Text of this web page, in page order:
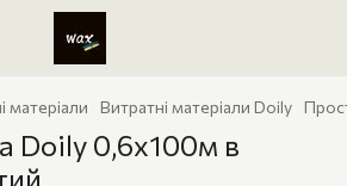
матеріали Витратні матеріали Doily
Doily 0,6x100м в